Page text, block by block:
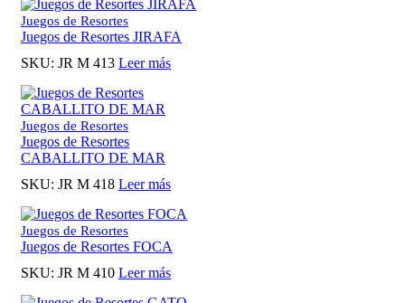
Juegos de Resortes
Juegos de Resortes JIRAFA
SKU: JR M 413 Leer más
Juegos de Resortes
Juegos de Resortes
CABALLITO DE MAR
SKU: JR M 418 Leer más
Juegos de Resortes
Juegos de Resortes FOCA
SKU: JR M 410 Leer más